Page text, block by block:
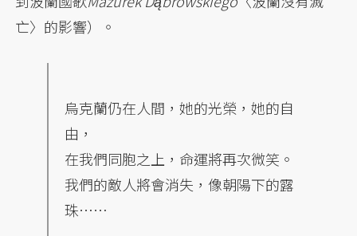
亡〉的影響）。
烏克蘭仍在人間，她的光榮，她的自
由，
在我們同胞之上，命運將再次微笑。
我們的敵人將會消失，像朝陽下的露
珠……